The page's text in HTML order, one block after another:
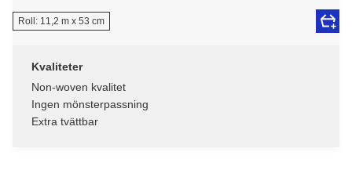
Roll: 11,2 m x 53 cm
Kvaliteter
Non-woven kvalitet
Ingen mönsterpassning
Extra tvättbar